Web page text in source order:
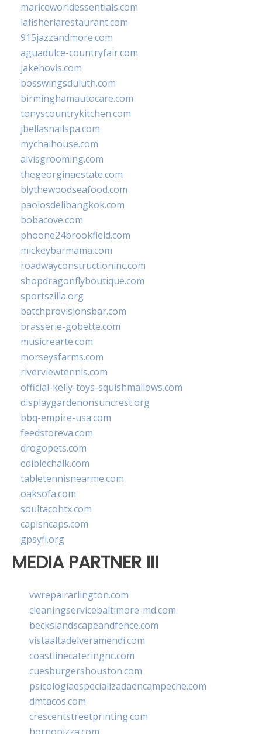
mariceworldessentials.com
lafisheriarestaurant.com
915jazzandmore.com
aguadulce-countryfair.com
jakehovis.com
bosswingsduluth.com
birminghamautocare.com
tonyscountrykitchen.com
jbellasnailspa.com
mychaihouse.com
alvisgrooming.com
thegeorginaestate.com
blythewoodseafood.com
paolosdelibangkok.com
bobacove.com
phoone24brookfield.com
mickeybarmama.com
roadwayconstructioninc.com
shopdragonflyboutique.com
sportszilla.org
batchprovisionsbar.com
brasserie-gobette.com
musicrearte.com
morseysfarms.com
riverviewtennis.com
official-kelly-toys-squishmallows.com
displaygardenonsuncrest.org
bbq-empire-usa.com
feedstoreva.com
drogopets.com
ediblechalk.com
tabletennisnearme.com
oaksofa.com
soultacohtx.com
capishcaps.com
gpsyfl.org
MEDIA PARTNER III
vwrepairarlington.com
cleaningservicebaltimore-md.com
beckslandscapeandfence.com
vistaaltadelveramendi.com
coastlinecateringnc.com
cuesburgershouston.com
psicologiaespecializadaencampeche.com
dmtacos.com
crescentstreetprinting.com